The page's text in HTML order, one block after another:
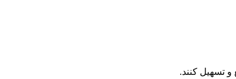
و تسهیل کنند.